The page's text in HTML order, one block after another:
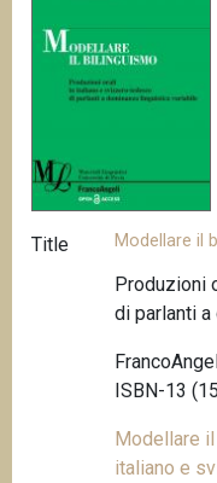
Title Modellare il
Produzioni
di parlanti
ISBN-13
Modellare
italiano e